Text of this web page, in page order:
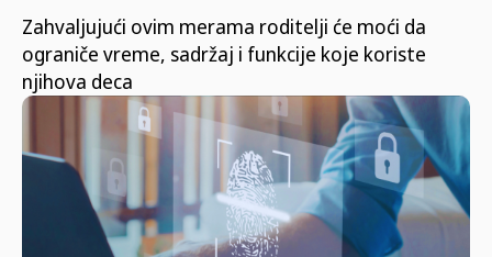
Zahvaljujući ovim merama roditelji će moći da
ograniče vreme, sadržaj i funkcije koje koriste
njihova deca